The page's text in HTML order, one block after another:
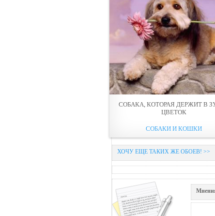
СОБАКА, КОТОРАЯ ДЕРЖИТ В
ЦВЕТОК
СОБАКИ И КОШКИ
ХОЧУ ЕЩЕ ТАКИХ ЖЕ ОБОЕВ! >>